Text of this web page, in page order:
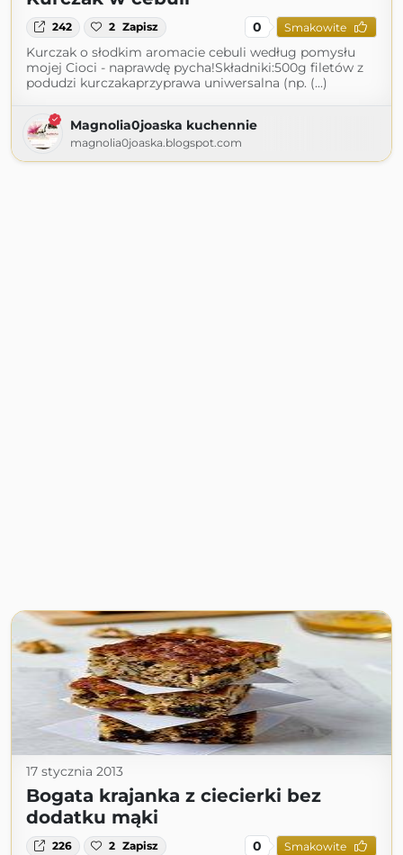
242 2 Zapisz 0 Smakowite
Kurczak o słodkim aromacie cebuli według pomysłu
mojej Cioci - naprawdę pycha!Składniki:500g filetów z
podudzi kurczakaprzyprawa uniwersalna (np. (...)
Magnolia0joaska kuchennie
magnolia0joaska.blogspot.com
17 stycznia 2013
Bogata krajanka z ciecierki bez
dodatku mąki
226 2 Zapisz 0 Smakowite